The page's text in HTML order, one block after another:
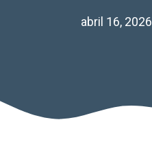
abril 16, 2026